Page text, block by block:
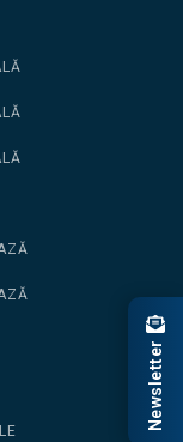
Newsletter